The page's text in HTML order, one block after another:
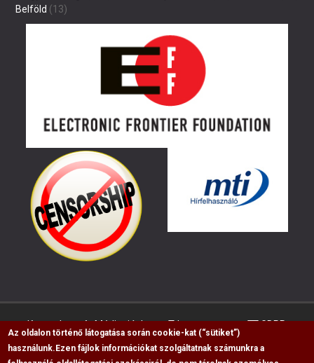
Belföld (13)
Kapcsolat Médiaajánlat Impresszum GDPR
Az oldalon történő látogatása során cookie-kat (“sütiket”)
használunk. Ezen fájlok információkat szolgáltatnak számunkra a